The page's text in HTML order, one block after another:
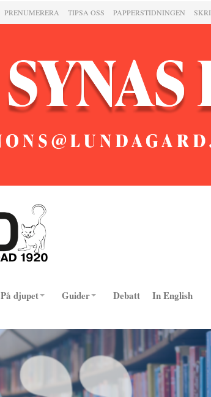
PRENUMERERA TIPSA OSS PAPPERSTIDNINGEN
På djupet Guider Debatt In English